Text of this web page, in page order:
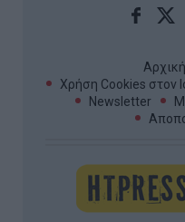
Αρχική
Χρήση Cookies στον
Newsletter